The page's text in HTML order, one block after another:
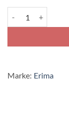
Marke: Erima